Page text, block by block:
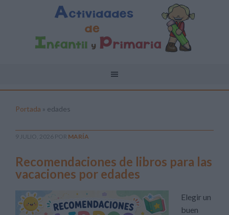
Portada » edades
9 JULIO, 2026 POR MARÍA
Recomendaciones de libros para las
vacaciones por edades
Elegir un
buen